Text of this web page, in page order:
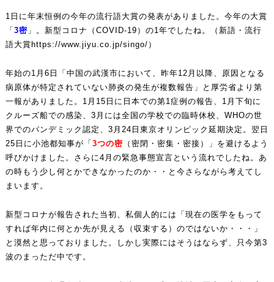
1日に年末恒例の今年の流行語大賞の発表がありました。今年の大賞
「 3密」。新型コロナ（COVID-19）の1年でしたね。（新語・流行
語大賞 https://www.jiyu.co.jp/singo/ ）
年始の1月6日「中国の武漢市において、昨年12月以降、原因となる
病原体が特定されていない肺炎の発生が複数報告」と厚労省より第
一報がありました。1月15日に日本での第1症例の報告、1月下旬に
クルーズ船での感染、3月には全国の学校での臨時休校、WHOの世
界でのパンデミック認定、3月24日東京オリンピック延期決定。翌日
25日に小池都知事が「 3つの密（密閉・密集・密接）」を避けるよう
呼びかけました。さらに4月の緊急事態宣言という流れでしたね。あ
の時もう少し何とかできなかったのか・・と今さらながら考えてし
まいます。
新型コロナが報告された当初、私個人的には「現在の医学をもって
すれば年内に何とか先が見える（収束する）のではないか・・・」
と漠然と思っておりました。しかし実際にはそうはならず、只今第3
波のまっただ中です。